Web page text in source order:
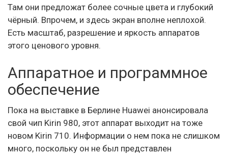
Там они предложат более сочные цвета и глубокий
чёрный. Впрочем, и здесь экран вполне неплохой.
Есть масштаб, разрешение и яркость аппаратов
этого ценового уровня.
Аппаратное и программное
обеспечение
Пока на выставке в Берлине Huawei анонсировала
свой чип Kirin 980, этот аппарат выходит на тоже
новом Kirin 710. Информации о нем пока не слишком
много, поскольку он не был представлен